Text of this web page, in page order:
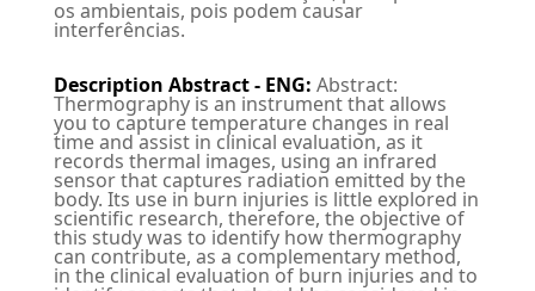
os ambientais, pois podem causar
interferências.
Description Abstract - ENG: Abstract:
Thermography is an instrument that allows
you to capture temperature changes in real
time and assist in clinical evaluation, as it
records thermal images, using an infrared
sensor that captures radiation emitted by the
body. Its use in burn injuries is little explored in
scientific research, therefore, the objective of
this study was to identify how thermography
can contribute, as a complementary method,
in the clinical evaluation of burn injuries and to